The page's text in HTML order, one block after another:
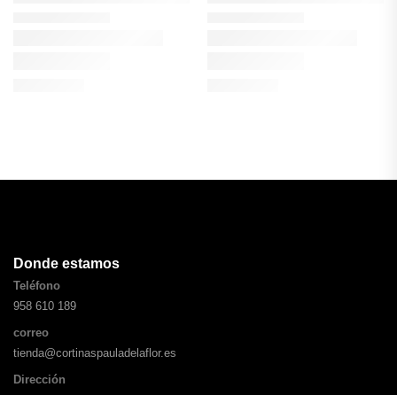
Donde estamos
Teléfono
958 610 189
correo
tienda@cortinaspauladelaflor.es
Dirección